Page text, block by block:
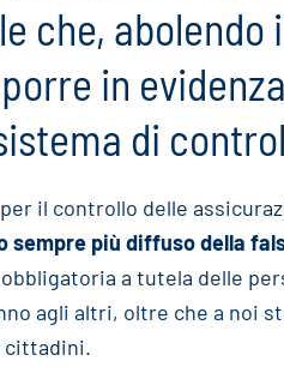
che, abolendo
in
di
il controllo delle
sempre più diffuso della
a tutela delle
agli altri, oltre che a noi
cittadini.